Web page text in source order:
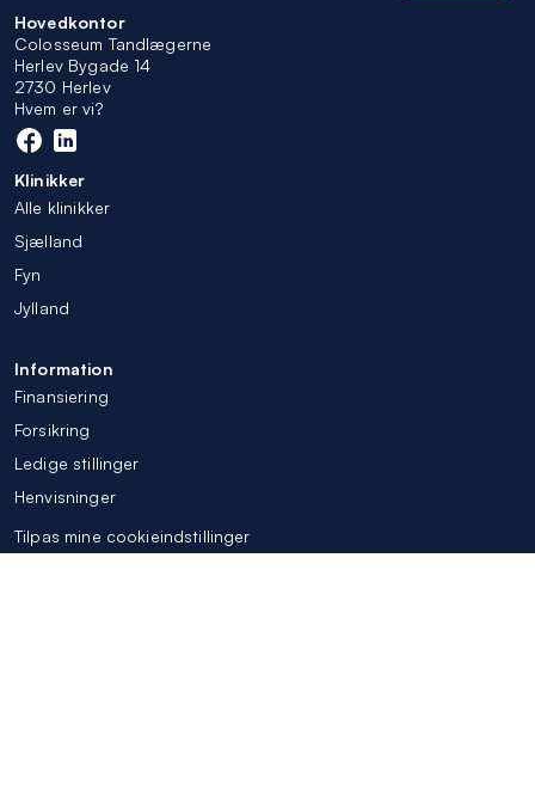
Hovedkontor
Colosseum Tandlægerne
Herlev Bygade 14
2730 Herlev
Hvem er vi?
Klinikker
Alle klinikker
Sjælland
Fyn
Jylland
Information
Finansiering
Forsikring
Ledige stillinger
Henvisninger
Tilpas mine cookieindstillinger